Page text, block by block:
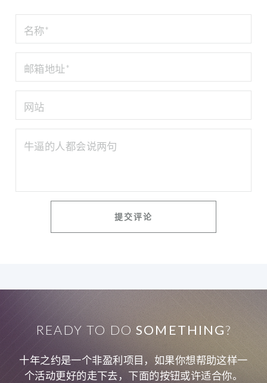
READY TO DOSOMETHING?
十年之约是一个非盈利项目，如果你想帮助这样一
个活动更好的走下去，下面的按钮或许适合你。